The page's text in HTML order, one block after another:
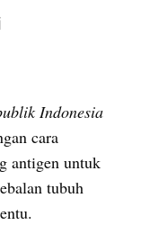
Indonesia
cara
antigen untuk
tubuh